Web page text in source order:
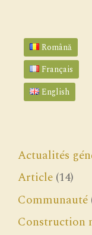
Română
Français
English
Actualités
Article (14)
Communauté
Construction